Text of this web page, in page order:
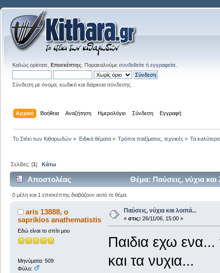
Καλώς ορίσατε, Επισκέπτης . Παρακαλούμε συνδεθείτε ή εγγραφείτε
Σύνδεση με όνομα, κωδικό και διάρκεια σύνδεσης
Αρχική Βοήθεια Αναζήτηση Ημερολόγιο Σύνδεση Εγγραφή
Το Στέκι των Κιθαρωδών » Ειδικά θέματα» Τρόποι παιξίματος, τεχνικές» Τα
Σελίδες: [1]Κάτω
Αποστολέας Θέμα: Παύσεις, νύχια
0 μέλη και 1 επισκέπτης διαβάζουν αυτό το θέμα.
aris 13888, ο
saprikios anathematistis
Εδώ είναι το σπίτι μου
Μηνύματα: 509
Φύλο:
Παύσεις, νύχια και λοιπά...
« στις: 26/11/06, 15:00 »
Παιδια εχω ενα...
και τα νυχια...